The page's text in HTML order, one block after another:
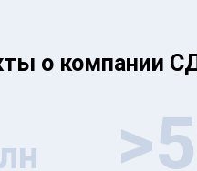
о компании